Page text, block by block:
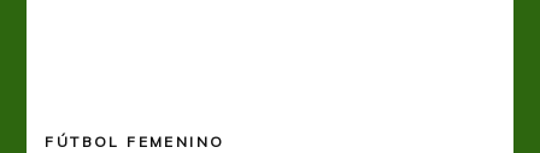
FÚTBOL FEMENINO